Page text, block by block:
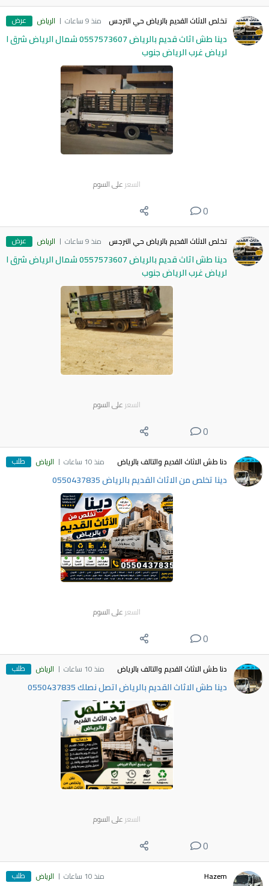
تخلص الاثاث القديم بالرياض حي النرجس منذ 9 ساعات الرياض عرض
دينا طش اثاث قديم بالرياض 0557573607 شمال الرياض شرق ا
لرياض غرب الرياض جنوب
السعر على السوم
0
تخلص الاثاث القديم بالرياض حي النرجس منذ 9 ساعات الرياض عرض
دينا طش اثاث قديم بالرياض 0557573607 شمال الرياض شرق ا
لرياض غرب الرياض جنوب
السعر على السوم
0
دنا طش الاثاث القديم والتالف بالرياض منذ 10 ساعات الرياض طلب
دينا تخلص من الاثاث القديم بالرياض 0550437835
السعر على السوم
0
دنا طش الاثاث القديم والتالف بالرياض منذ 10 ساعات الرياض طلب
دينا طش الاثاث القديم بالرياض اتصل نصلك 0550437835
السعر على السوم
0
Hazem منذ 10 ساعات الرياض طلب